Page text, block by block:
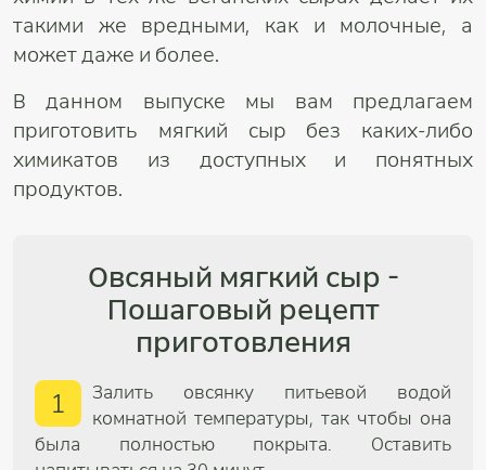
такими же вредными, как и молочные, а
может даже и более.
В данном выпуске мы вам предлагаем
приготовить мягкий сыр без каких-либо
химикатов из доступных и понятных
продуктов.
Овсяный мягкий сыр -
Пошаговый рецепт
приготовления
1
Залить овсянку питьевой водой
комнатной температуры, так чтобы она
была полностью покрыта. Оставить